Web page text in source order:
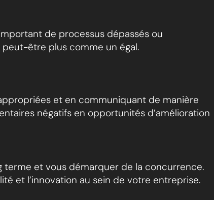
de processus dépassés ou
être plus comme un égal.
et en communiquant de manière
négatifs en opportunités d’amélioration
et vous démarquer de la concurrence.
et l’innovation au sein de votre entreprise.